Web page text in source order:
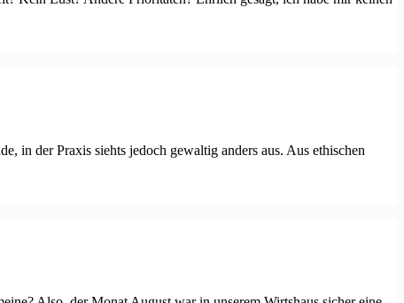
in der Praxis siehts jedoch gewaltig anders aus. Aus ethischen